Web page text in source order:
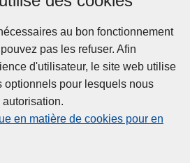
au bon fonctionnement
pas les refuser. Afin
d'utilisateur, le site web utilise
optionnels pour lesquels nous
en matière de cookies pour en
Presse